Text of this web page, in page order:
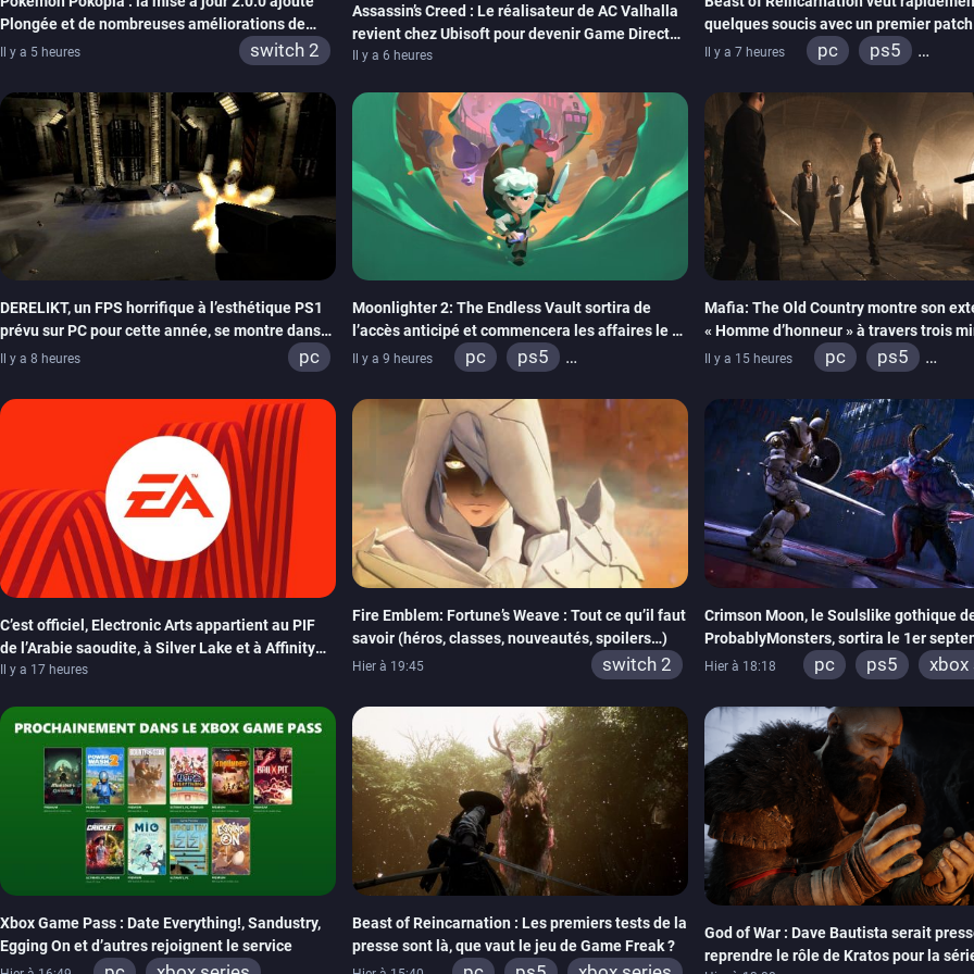
Plongée et de nombreuses améliorations de
confort
Il y a 5 heures switch 2
Assassin’s Creed : Le réalisateur de AC Valhalla
revient chez Ubisoft pour devenir Game Director
de la marque
Il y a 6 heures
quelques soucis avec un premier patch
paraître bientôt
Il y a 7 heures pc
ps5
DERELIKT, un FPS horrifique à l’esthétique PS1
prévu sur PC pour cette année, se montre dans
un trailer de gameplay
Il y a 8 heures pc
Moonlighter 2: The Endless Vault sortira de
l’accès anticipé et commencera les affaires le 2
septembre
Il y a 9 heures pc
ps5
Mafia: The Old Country montre son
« Homme d’honneur » à travers trois
gameplay commenté
Il y a 15 heures pc
ps5
C’est officiel, Electronic Arts appartient au PIF
de l’Arabie saoudite, à Silver Lake et à Affinity
Partners
Il y a 17 heures
Fire Emblem: Fortune’s Weave : Tout ce qu’il faut
savoir (héros, classes, nouveautés, spoilers…)
Hier à 19:45 switch 2
Crimson Moon, le Soulslike gothique
ProbablyMonsters, sortira le 1er
PC, PS5 et Xbox Series
Hier à 18:18 pc ps5 xbox
Xbox Game Pass : Date Everything!, Sandustry,
Egging On et d’autres rejoignent le service
Beast of Reincarnation : Les premiers tests de la
presse sont là, que vaut le jeu de Game Freak ?
God of War : Dave Bautista serait
reprendre le rôle de Kratos pour la